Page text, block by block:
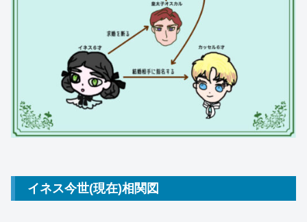
イネス今世(現在)相関図